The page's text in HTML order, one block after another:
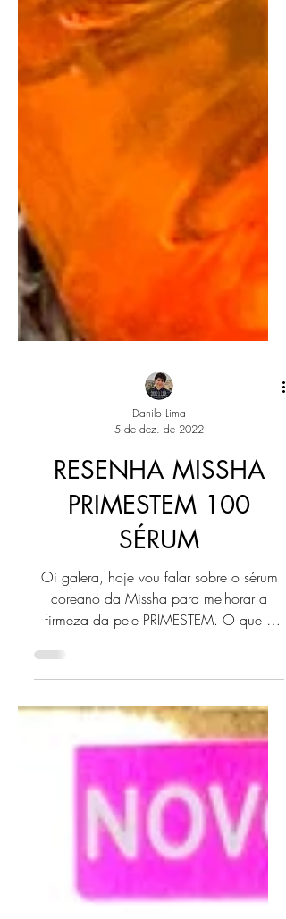
5 de dez. de 2022
RESENHA MISSHA
PRIMESTEM 100
SÉRUM
Oi galera, hoje vou falar sobre o sérum
coreano da Missha para melhorar a
firmeza da pele PRIMESTEM. O que é
Sérum coreano com...